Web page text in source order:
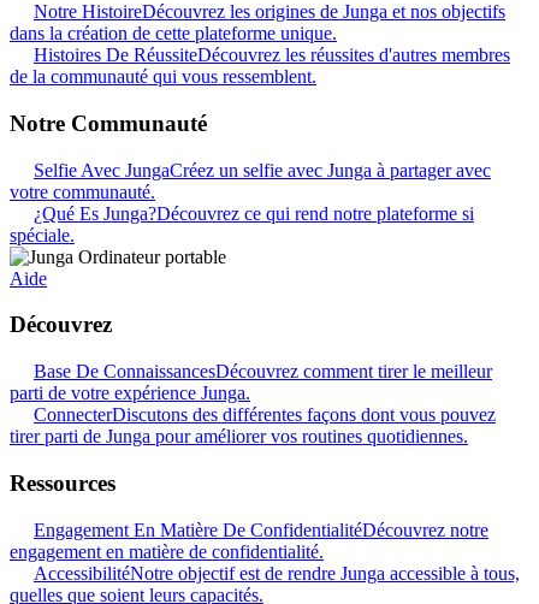
Notre HistoireDécouvrez les origines de Junga et nos objectifs
dans la création de cette plateforme unique.
Histoires De RéussiteDécouvrez les réussites d'autres membres
de la communauté qui vous ressemblent.
Notre Communauté
Selfie Avec JungaCréez un selfie avec Junga à partager avec
votre communauté.
¿Qué Es Junga?Découvrez ce qui rend notre plateforme si
spéciale.
Aide
Découvrez
Base De ConnaissancesDécouvrez comment tirer le meilleur
parti de votre expérience Junga.
ConnecterDiscutons des différentes façons dont vous pouvez
tirer parti de Junga pour améliorer vos routines quotidiennes.
Ressources
Engagement En Matière De ConfidentialitéDécouvrez notre
engagement en matière de confidentialité.
AccessibilitéNotre objectif est de rendre Junga accessible à tous,
quelles que soient leurs capacités.